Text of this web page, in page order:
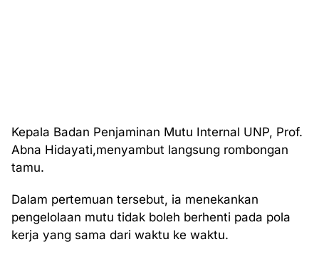
Kepala Badan Penjaminan Mutu Internal UNP, Prof.
Abna Hidayati,menyambut langsung rombongan
tamu.
Dalam pertemuan tersebut, ia menekankan
pengelolaan mutu tidak boleh berhenti pada pola
kerja yang sama dari waktu ke waktu.